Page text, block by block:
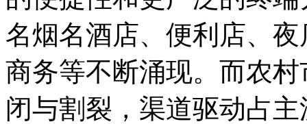
名烟名酒店、便利店、
商务等不断涌现。而农
闭与割裂，渠道驱动占